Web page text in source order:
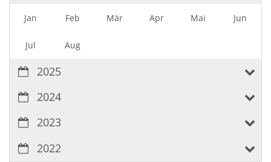
Jan Feb Mär Apr Mai Jun
Jul Aug
2025
2024
2023
2022